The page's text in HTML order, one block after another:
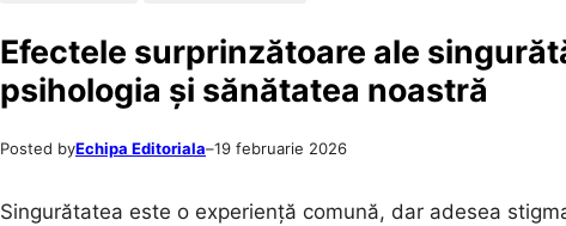
Efectele surprinzătoare ale
psihologia și sănătatea noastră
Posted byEchipa Editoriala–19 februarie 2026
Singurătatea este o experiență comună, dar adesea